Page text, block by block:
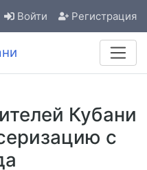
Войти Регистрация
Кубани
с